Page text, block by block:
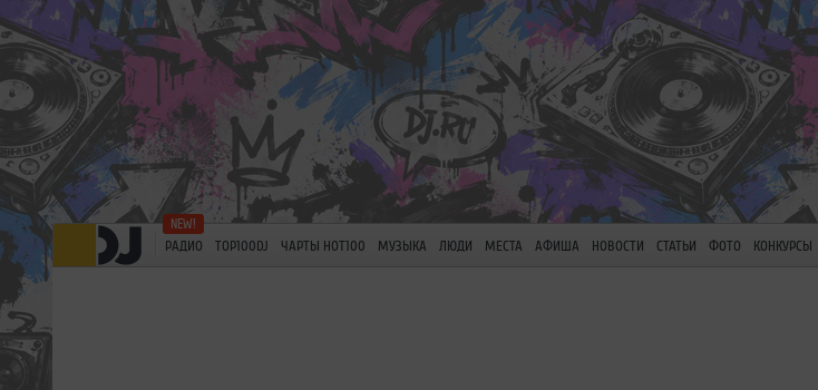
РАДИО TOP100DJ ЧАРТЫ HOT100 МУЗЫКА ЛЮДИ МЕСТА АФИША НОВОСТИ СТАТЬИ ФОТО КОНКУРСЫ